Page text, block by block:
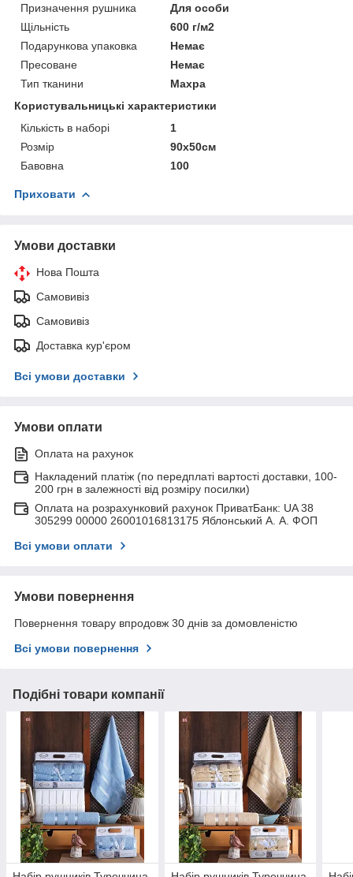
Призначення рушника
Для особи
Щільність
600 г/м2
Подарункова упаковка
Немає
Пресоване
Немає
Тип тканини
Махра
Користувальницькі характеристики
Кількість в наборі
1
Розмір
90х50см
Бавовна
100
Приховати
Умови доставки
Нова Пошта
Самовивіз
Самовивіз
Доставка кур'єром
Всі умови доставки
Умови оплати
Оплата на рахунок
Накладений платіж (по передплаті вартості доставки, 100-
200 грн в залежності від розміру посилки)
Оплата на розрахунковий рахунок ПриватБанк: UA 38
305299 00000 26001016813175 Яблонський А. А. ФОП
Всі умови оплати
Умови повернення
Повернення товару впродовж 30 днів за домовленістю
Всі умови повернення
Подібні товари компанії